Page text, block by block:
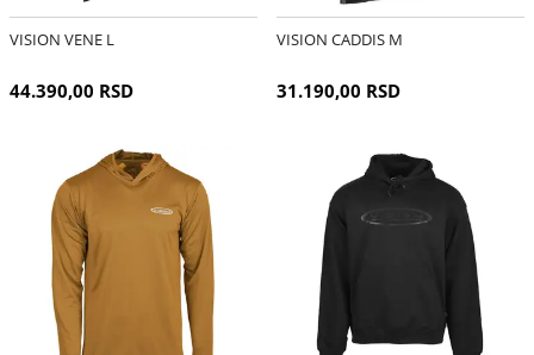
VISION VENE L
44.390,00 RSD
VISION CADDIS M
31.190,00 RSD